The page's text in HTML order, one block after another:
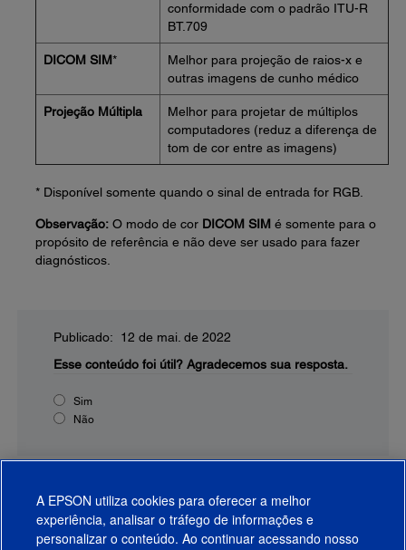
conformidade com o padrão ITU-R
BT.709
DICOM SIM*
Melhor para projeção de raios-x e
outras imagens de cunho médico
Projeção Múltipla
Melhor para projetar de múltiplos
computadores (reduz a diferença de
tom de cor entre as imagens)
* Disponível somente quando o sinal de entrada for RGB.
Observação: O modo de cor DICOM SIM é somente para o
propósito de referência e não deve ser usado para fazer
diagnósticos.
Publicado: 12 de mai. de 2022
Esse conteúdo foi útil? Agradecemos sua resposta.
Sim
Não
A EPSON utiliza cookies para oferecer a melhor
experiência, analisar o tráfego de informações e
personalizar o conteúdo. Ao continuar acessando nosso